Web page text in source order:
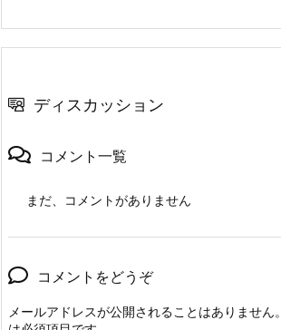
ディスカッション
コメント一覧
まだ、コメントがありません
コメントをどうぞ
メールアドレスが公開されることはありません。